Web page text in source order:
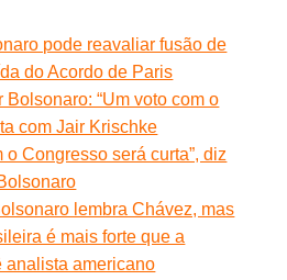
pode reavaliar fusão de
do Acordo de Paris
Bolsonaro: “Um voto com o
com Jair Krischke
o Congresso será curta”, diz
lembra Chávez, mas
é mais forte que a
analista americano